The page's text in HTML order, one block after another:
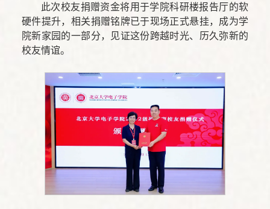
此次校友捐赠资金将用于学院科研楼报告厅的软
硬件提升，相关捐赠铭牌已于现场正式悬挂，成为学
院新家园的一部分，见证这份跨越时光、历久弥新的
校友情谊。